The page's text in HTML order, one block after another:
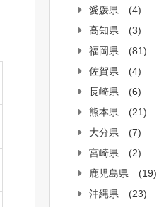
愛媛県
(4)
高知県
(3)
福岡県
(81)
佐賀県
(4)
長崎県
(6)
熊本県
(21)
大分県
(7)
宮崎県
(2)
鹿児島県
(19)
沖縄県
(23)